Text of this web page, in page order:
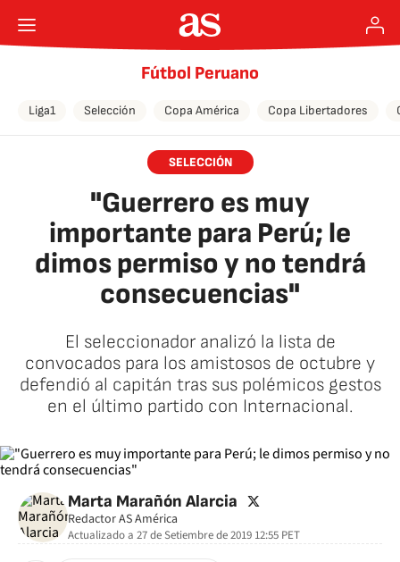
Fútbol Peruano
Liga1 Selección Copa América Copa Libertadores
SELECCIÓN
"Guerrero es muy
importante para Perú; le
dimos permiso y no tendrá
consecuencias"
El seleccionador analizó la lista de
convocados para los amistosos de octubre y
defendió al capitán tras sus polémicos gestos
en el último partido con Internacional.
Marta Marañón Alarcia twitter
Redactor AS América
Actualizado a 27 de Setiembre de 2019 12:55 PET